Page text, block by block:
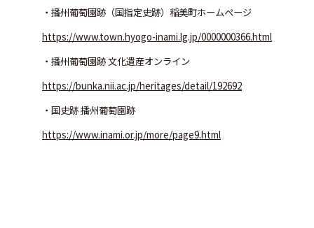
・播州葡萄園跡（国指定史跡）稲美町ホームページ
https://www.town.hyogo-inami.lg.jp/0000000366.html
・播州葡萄園跡 文化遺産オンライン
https://bunka.nii.ac.jp/heritages/detail/192692
・国史跡 播州葡萄園跡
https://www.inami.or.jp/more/page9.html